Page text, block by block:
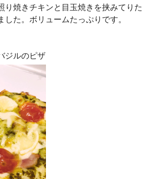
り焼きチキンと目玉焼きを挟みてりた
した。ボリュームたっぷりです。
ジルのピザ